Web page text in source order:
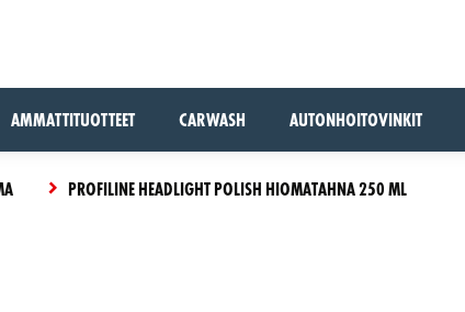
AMMATTITUOTTEET CARWASH AUTONHOITOVINKIT
PROFILINE HEADLIGHT POLISH HIOMATAHNA 250 ML